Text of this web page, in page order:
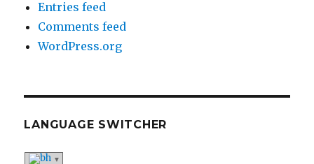
Entries feed
Comments feed
WordPress.org
LANGUAGE SWITCHER